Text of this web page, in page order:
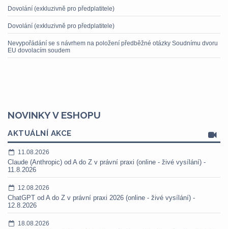
Dovolání (exkluzivně pro předplatitele)
Dovolání (exkluzivně pro předplatitele)
Nevypořádání se s návrhem na položení předběžné otázky Soudnímu dvoru
EU dovolacím soudem
NOVINKY V ESHOPU
AKTUÁLNÍ AKCE
11.08.2026
Claude (Anthropic) od A do Z v právní praxi (online - živé vysílání) -
11.8.2026
12.08.2026
ChatGPT od A do Z v právní praxi 2026 (online - živé vysílání) -
12.8.2026
18.08.2026